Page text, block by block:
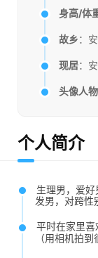
身高/体
故乡：
现居：
头像人物
个人简介
生理男，爱
发男，对跨性
平时在家里
（用相机拍